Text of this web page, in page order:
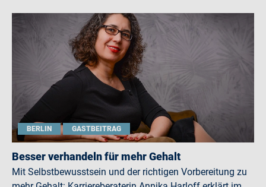
BERLIN GASTBEITRAG
Besser verhandeln für mehr Gehalt
Mit Selbstbewusstsein und der richtigen Vorbereitung zu